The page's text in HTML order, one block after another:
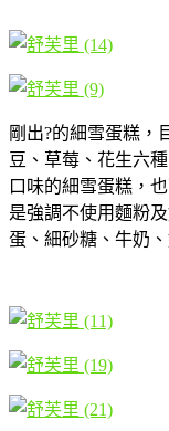
剛出?的細雪蛋糕，
豆、草莓、花生六
口味的細雪蛋糕，
是強調不使用麵粉
蛋、細砂糖、牛奶